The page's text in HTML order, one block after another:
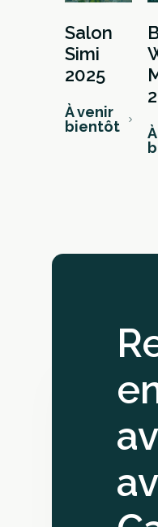
Salon
Simi
2025
À venir
bientôt